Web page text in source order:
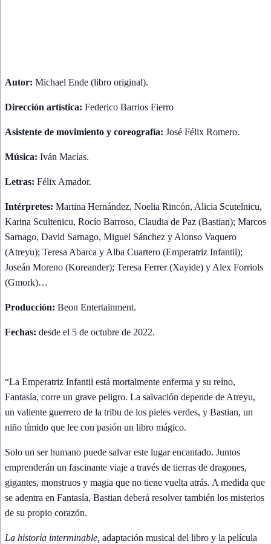
Autor: Michael Ende (libro original).
Dirección artística: Federico Barrios Fierro
Asistente de movimiento y coreografía: José Félix Romero.
Música: Iván Macías.
Letras: Félix Amador.
Intérpretes: Martina Hernández, Noelia Rincón, Alicia Scutelnicu,
Karina Scultenicu, Rocío Barroso, Claudia de Paz (Bastian); Marcos
Sarnago, David Sarnago, Miguel Sánchez y Alonso Vaquero
(Atreyu); Teresa Abarca y Alba Cuartero (Emperatriz Infantil);
Joseán Moreno (Koreander); Teresa Ferrer (Xayide) y Alex Forriols
(Gmork)…
Producción: Beon Entertainment.
Fechas: desde el 5 de octubre de 2022.
“La Emperatriz Infantil está mortalmente enferma y su reino,
Fantasía, corre un grave peligro. La salvación depende de Atreyu,
un valiente guerrero de la tribu de los pieles verdes, y Bastian, un
niño tímido que lee con pasión un libro mágico.
Solo un ser humano puede salvar este lugar encantado. Juntos
emprenderán un fascinante viaje a través de tierras de dragones,
gigantes, monstruos y magia que no tiene vuelta atrás. A medida que
se adentra en Fantasía, Bastian deberá resolver también los misterios
de su propio corazón.
La historia interminable, adaptación musical del libro y la película